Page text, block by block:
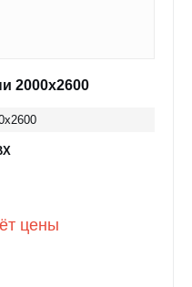
2000x2600
цены